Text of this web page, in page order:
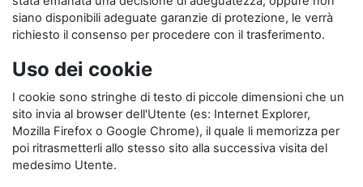
siano disponibili adeguate garanzie di protezione, le verrà
richiesto il consenso per procedere con il trasferimento.
Uso dei cookie
I cookie sono stringhe di testo di piccole dimensioni che un
sito invia al browser dell'Utente (es: Internet Explorer,
Mozilla Firefox o Google Chrome), il quale li memorizza per
poi ritrasmetterli allo stesso sito alla successiva visita del
medesimo Utente.